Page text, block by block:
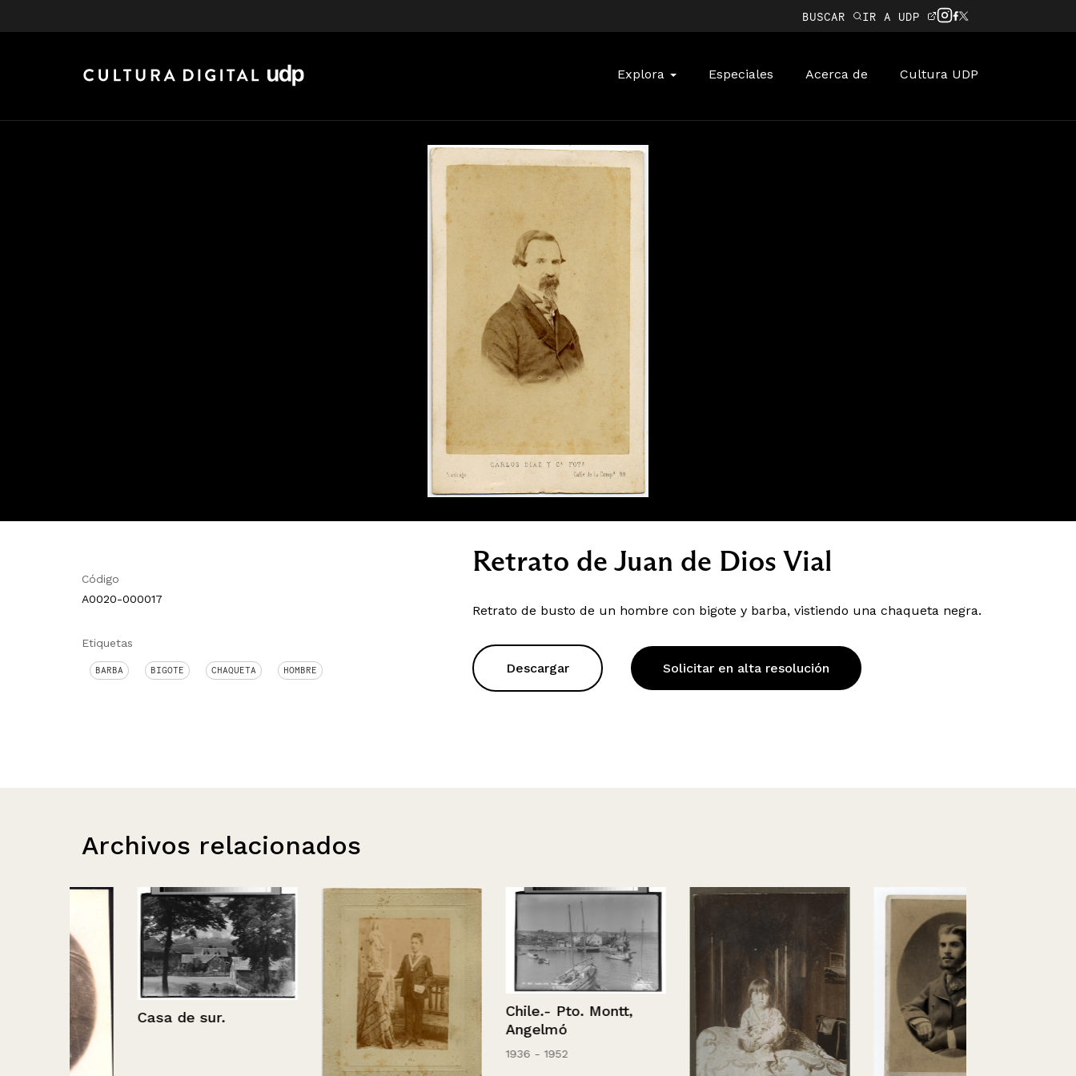
BUSCAR IR A UDP
Explora Especiales Acerca de Cultura UDP
Código
A0020-000017
Etiquetas
BARBA BIGOTE CHAQUETA HOMBRE
Retrato de Juan de Dios Vial
Retrato de busto de un hombre con bigote y barba, vistiendo una chaqueta negra.
Descargar Solicitar en alta resolución
Archivos relacionados
Casa de sur.
Chile.- Pto. Montt,
Angelmó
1936 - 1952